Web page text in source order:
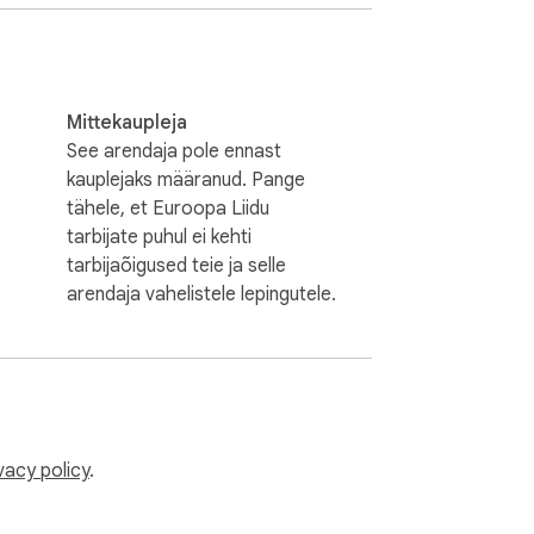
eye-friendly way to surf the web.
Mittekaupleja
See arendaja pole ennast
kauplejaks määranud. Pange
tähele, et Euroopa Liidu
tarbijate puhul ei kehti
tarbijaõigused teie ja selle
arendaja vahelistele lepingutele.
policy.